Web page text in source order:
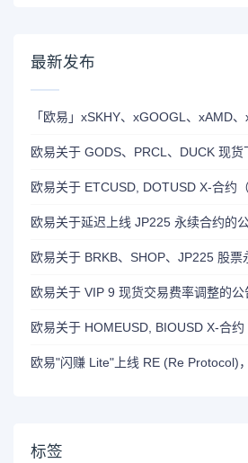
最新发布
欧易关于 GODS、PRCL、DUCK 现货
欧易关于延迟上线 JP225 永续合约的
欧易关于 VIP 9 现货交易费率调整的公
标签